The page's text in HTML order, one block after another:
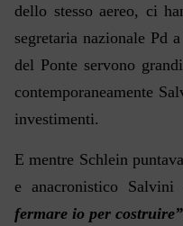
dello stesso aereo, ci
segretaria nazionale Pd
del Ponte servono
contemporaneamente
investimenti.
E mentre Schlein
e anacronistico Salvini
fermare io per